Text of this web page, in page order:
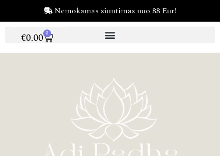
Nemokamas siuntimas nuo 88 Eur!
€0.00 0